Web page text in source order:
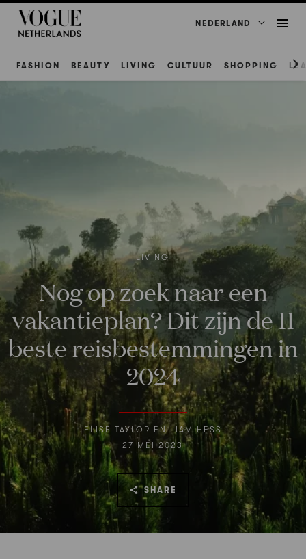
NEDERLAND
FASHION BEAUTY LIVING CULTUUR SHOPPING
LIVING
Nog op zoek naar een
vakantieplan? Dit zijn de 11
beste reisbestemmingen in
2024
ELISE TAYLOR EN LIAM HESS
27 MEI 2023
SHARE